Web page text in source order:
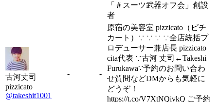
「＃スーツ武器オフ会」創設
者
古河丈司
pizzicato
@takeshit1001
- -
原宿の美容室 pizzicato（ピチ
カート）∵ ∵ ∵ ∵全店統括プ
ロデューサー兼店長 pizzicato
cita代表 ∵古河 丈司←Takeshi
Furukawa∵予約のお問い合わ
せ質問などDMからも気軽に
どうぞ！
https://t.co/V7XtNQivkQ ご予約